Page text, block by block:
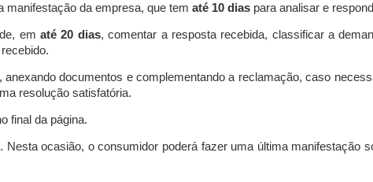
manifestação da empresa, que tem até 10 dias para analisar e
em até 20 dias, comentar a resposta recebida, classificar a
documentos e complementando a reclamação, caso
resolução satisfatória.
final da página.
ocasião, o consumidor poderá fazer uma última manifestação